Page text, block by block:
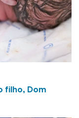
filho, Dom